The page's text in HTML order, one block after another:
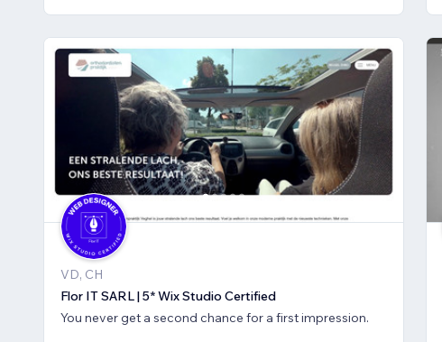
VD, CH
Flor IT SARL | 5* Wix Studio Certified
You never get a second chance for a first impression.